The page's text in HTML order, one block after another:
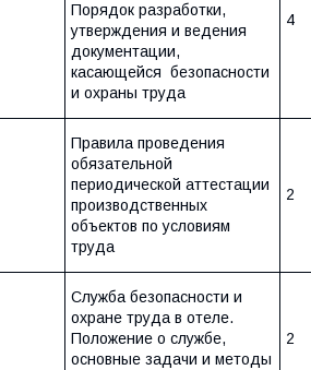
Порядок разработки,
утверждения и ведения
документации,
касающейся безопасности
и охраны труда
4
Правила проведения
обязательной
периодической аттестации
производственных
объектов по условиям
труда
2
Служба безопасности и
охране труда в отеле.
Положение о службе,
основные задачи и методы
2